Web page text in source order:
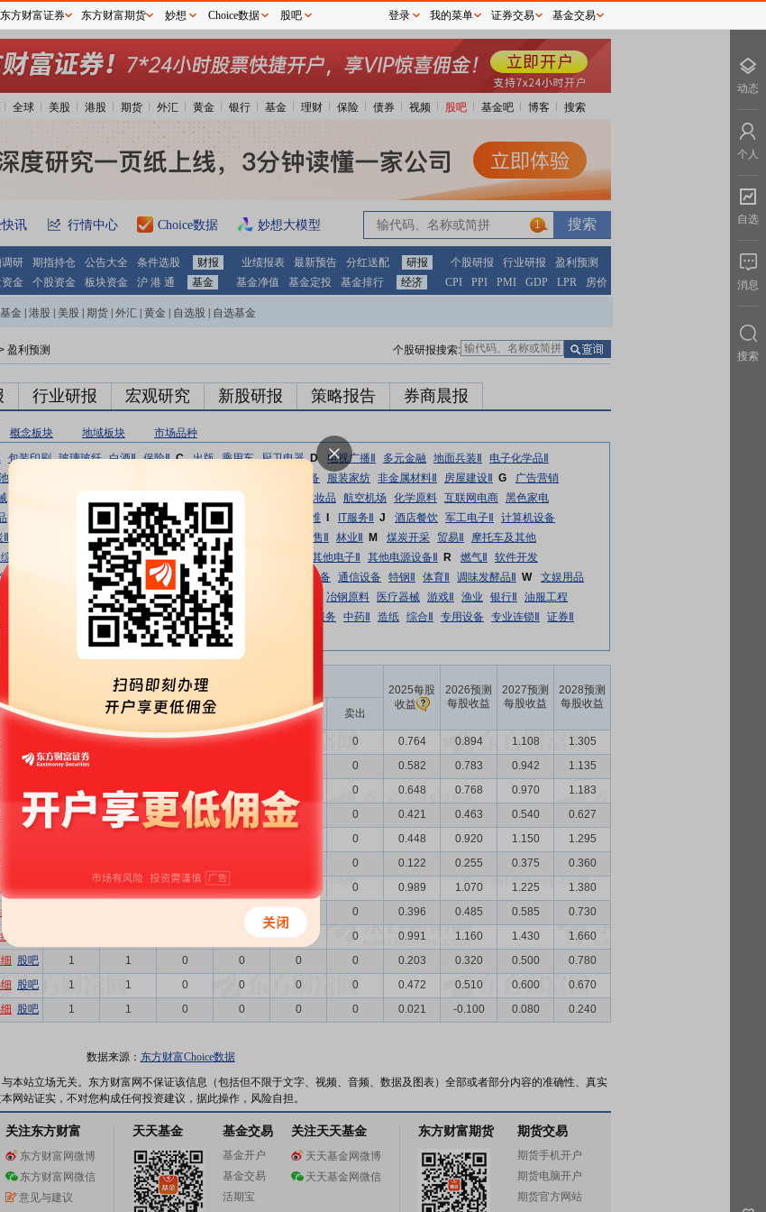
全球 美股 港股 期货 外汇 黄金 银行 基金 理财 保险 债券 视频 股吧 基金吧 博客 搜索
讯 行情中心 Choice数据 妙想大模型 1
研 期指持仓 公告大全 条件选股 财报 业绩报表 最新预告 分红送配 研报 个股研报 行业研报
盈利预测
金 个股资金 板块资金 沪 港 通 基金 基金净值 基金定投 基金排行 经济 CPI PPI PMI GDP LPR 房价
基金 港股 美股 期货 外汇 黄金 自选股 自选基金
盈利预测 个股研报搜索:
行业研报 宏观研究 新股研报 策略报告 券商晨报
概念板块 地域板块
市场品种
包装印刷 玻璃玻纤 白酒Ⅱ 保险Ⅱ C 出版 乘用车 厨卫电器 D 电视广播Ⅱ 多元金融 地面兵装Ⅱ
电子化学品Ⅱ
风电设备 服装家纺 非金属材料Ⅱ 房屋建设Ⅱ G
广告营销
工程咨询服务Ⅱ 轨交设备Ⅱ 化妆品 航空机场 化学原料 互联网电商 黑色家电
化学制药 航海装备Ⅱ 化学纤维 IT服务Ⅱ J 酒店餐饮 军工电子Ⅱ
计算机设备
金属新材料 L 炼化及贸易 旅游及景区 旅游零售Ⅱ 林业Ⅱ M 煤炭开采 贸易Ⅱ
摩托车及其他
合Ⅱ 普钢 Q 其他家电Ⅱ 汽车零部件 其他电子Ⅱ 其他电源设备Ⅱ R 燃气Ⅱ
软件开发
料 食品加工 饰品 T 铁路公路 通用设备 通信设备 特钢Ⅱ 体育Ⅱ 调味发酵品Ⅱ W
文娱用品
消费电子 油气开采Ⅱ 饮料乳品 医药商业 冶钢原料 医疗器械 游戏Ⅱ 渔业 银行Ⅱ
油服工程
般零售 照明设备Ⅱ 种植业 装修建材 专业服务 中药Ⅱ 造纸 综合Ⅱ 专用设备 专业连锁Ⅱ
证券Ⅱ
相关
机构投资评级(近六个月)
2025每股
收益
2026预测
每股收益
2027预测
每股收益
2028预测
每股收益
买入 增持 减持 卖出
6 3 0 0 0.764 0.894 1.108
1.305
股吧 6 0 0.582 0.783 0.942
1.135
股吧 0 0 0 0.648 0.768 0.970
1.183
股吧 3 1 2 0 0 0 0.421 0.463 0.540
0.627
0 0.448 0.920 1.150
1.295
0 0.122 0.255 0.375
0.360
0 0.989 1.070 1.225
1.380
0 0 0.396 0.485 0.585
0.730
0 0 0.991 1.160 1.430
1.660
股吧 1 1 0 0 0 0 0.203 0.320 0.500
0.780
股吧 1 1 0 0 0 0 0.472 0.510 0.600
0.670
股吧 1 1 0 0 0 0 0.021 -0.100 0.080 0.240
数据来源： 东方财富Choice数据
本站立场无关。东方财富网不保证该信息（包括但不限于文字、视频、音频、数据及图表）全部或者部分内容的准确性、真实
网站证实，不对您构成任何投资建议，据此操作，风险自担。
关注东方财富
东方财富网微博
东方财富网微信
意见与建议
天天基金 基金交易
基金开户
基金交易
活期宝
关注天天基金
天天基金网微博
天天基金网微信
东方财富期货 期货交易
期货手机开户
期货电脑开户
期货官方网站
东方财富证券 东方财富期货 妙想 Choice数据 股吧 登录 我的菜单 证券交易 基金交易
动态
个人
自选
消息
搜索